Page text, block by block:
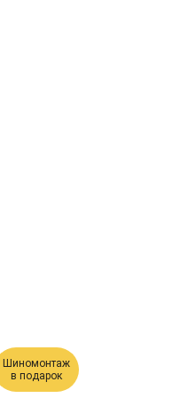
Шиномонтаж
в подарок